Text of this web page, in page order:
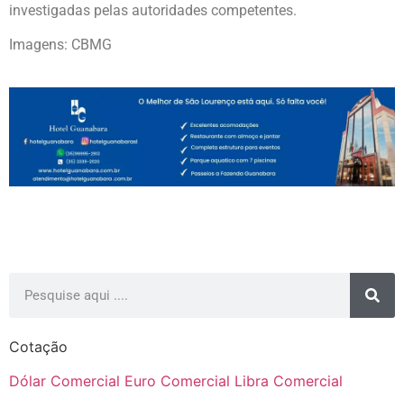
investigadas pelas autoridades competentes.
Imagens: CBMG
Cotação
Dólar Comercial Euro Comercial Libra Comercial